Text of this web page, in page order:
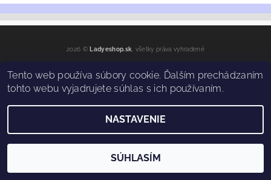
2026 © Ladyeshop.sk , všetky práva vyhradené
Vytvoril Shoptet
Tento web používa súbory cookie. Ďalším prechádzaním
tohto webu vyjadrujete súhlas s ich používaním.
NASTAVENIE
SÚHLASÍM